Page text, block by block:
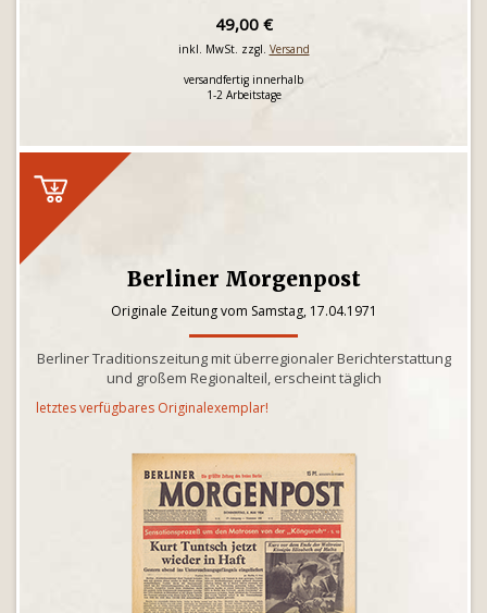
49,00 €
inkl. MwSt. zzgl. Versand
versandfertig innerhalb
1-2 Arbeitstage
Berliner Morgenpost
Originale Zeitung vom Samstag, 17.04.1971
Berliner Traditionszeitung mit überregionaler Berichterstattung
und großem Regionalteil, erscheint täglich
letztes verfügbares Originalexemplar!